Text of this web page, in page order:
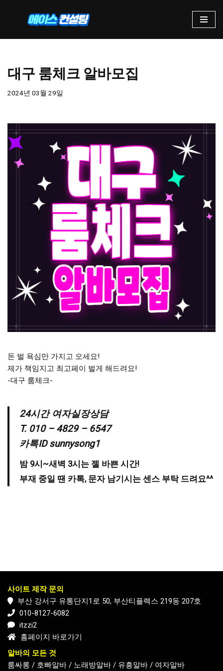
텐
건
대구 룸체크 알바모집
2024년 03월 29일
돈 벌 욕심만 가지고 오세요!
제가 책임지고 최고페이 벌게 해드려요!
-대구 룸체크-
24시간 여자실장상담
T. 010 – 4829 – 6547
카톡ID sunnysong1
밤 9시~새벽 3시는 젤 바쁜 시간!
부재 중일 땐 카톡, 문자 남기시는 센스 부탁 드려요^^
사이트 제작 문의
부산 강서구 유통단지1로 50, 부산티플렉스 219동 207호
010-8127-6082
itzzi2
홈페이지 바로가기
알바의 모든 것
룸싸롱 / 호빠알바 / 노래방알바 / 유흥알바 / 여자알바